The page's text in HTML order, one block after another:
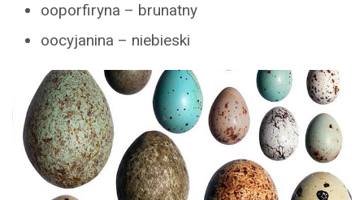
ooporfiryna – brunatny
oocyjanina – niebieski